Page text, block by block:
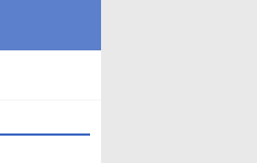
antivirem